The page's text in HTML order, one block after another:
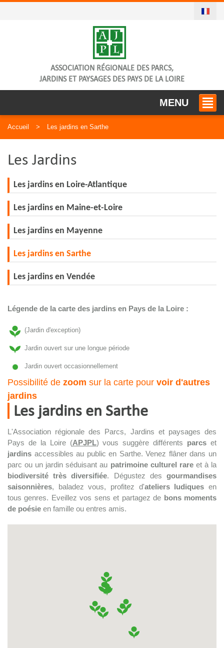
ASSOCIATION RÉGIONALE DES PARCS,
JARDINS ET PAYSAGES DES PAYS DE LA LOIRE
MENU
Accueil Les jardins en Sarthe
Les Jardins
Les jardins en Loire-Atlantique
Les jardins en Maine-et-Loire
Les jardins en Mayenne
Les jardins en Sarthe
Les jardins en Vendée
Légende de la carte des jardins en Pays de la Loire :
(Jardin d'exception)
Jardin ouvert sur une longue période
Jardin ouvert occasionnellement
Possibilité de zoom sur la carte pour voir d'autres
jardins
Les jardins en Sarthe
L'Association régionale des Parcs, Jardins et paysages des
Pays de la Loire (APJPL) vous suggère différents parcs et
jardins accessibles au public en Sarthe. Venez flâner dans un
parc ou un jardin séduisant au patrimoine culturel rareet à la
biodiversité très diversifiée. Dégustez desgourmandises
saisonnières, baladez vous, profitez d'ateliers ludiques en
tous genres. Eveillez vos sens et partagez de bons moments
de poésie en famille ou entres amis.